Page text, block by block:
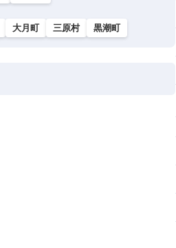
大月町 三原村 黒潮町